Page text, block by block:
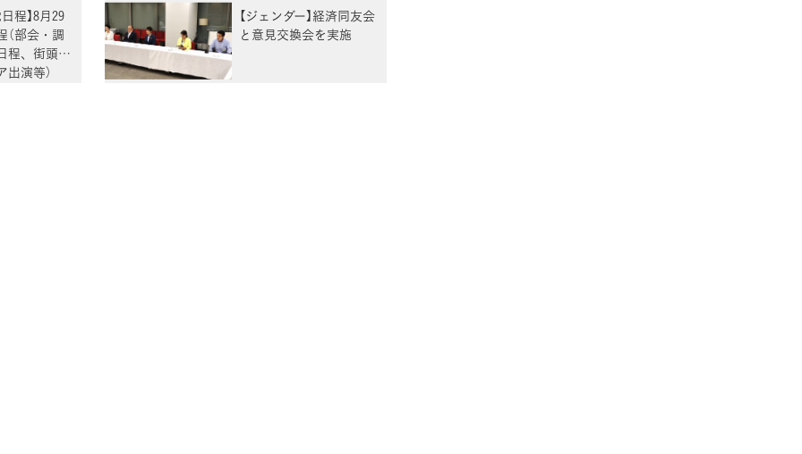
程】8月29
（部会・調
程、街頭演
演等）
【ジェンダー】経済同友会
と意見交換会を実施